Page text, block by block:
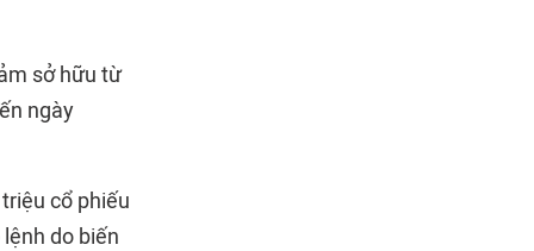
sở hữu từ
ngày
cổ phiếu
do biến